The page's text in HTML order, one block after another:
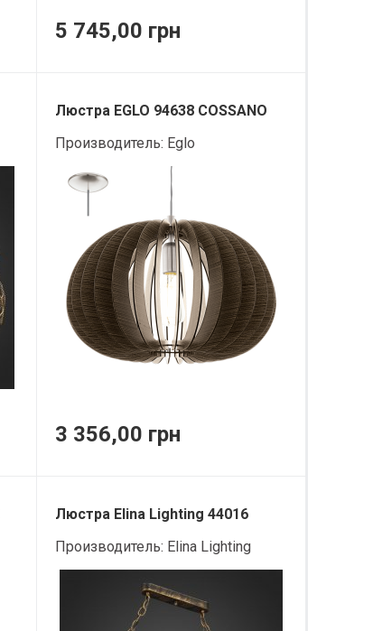
5 745,00 грн
Люстра EGLO 94638 COSSANO
Производитель: Eglo
3 356,00 грн
Люстра Elina Lighting 44016
Производитель: Elina Lighting